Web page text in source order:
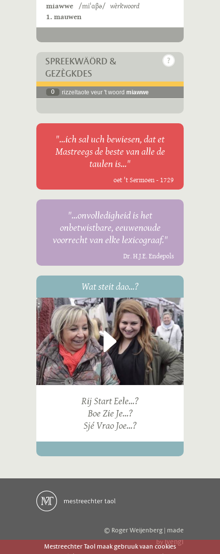
miawwe /miˈɑβə/ wèrkwoord
1. mauwen
SPREEKWÄÖRD &
GEZÈGKDES
0 rizzeltaote veur 't woord miawwe
"...ich sal uch bewiesen, dat et
Mastreegs de beste van alle de
taulen is..."
oet 't Sermoen - 1729
"...onvolledigheid is het
onbetwistbare, eeuwenoude
voorrecht van elke lexicograaf."
Dr. H.J.E. Endepols
Wat steit dao...?
Rij Start Eele...?
Boe Zie Je...?
Sjé Vrao Joe...?
© Roger Weijenberg | made
byivengi
Mestreechter Taol maak gebruuk vaan cookies